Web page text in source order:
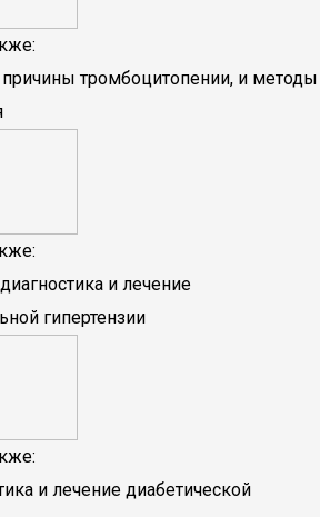
тромбоцитопении, и методы
и лечение
гипертензии
и лечение диабетической